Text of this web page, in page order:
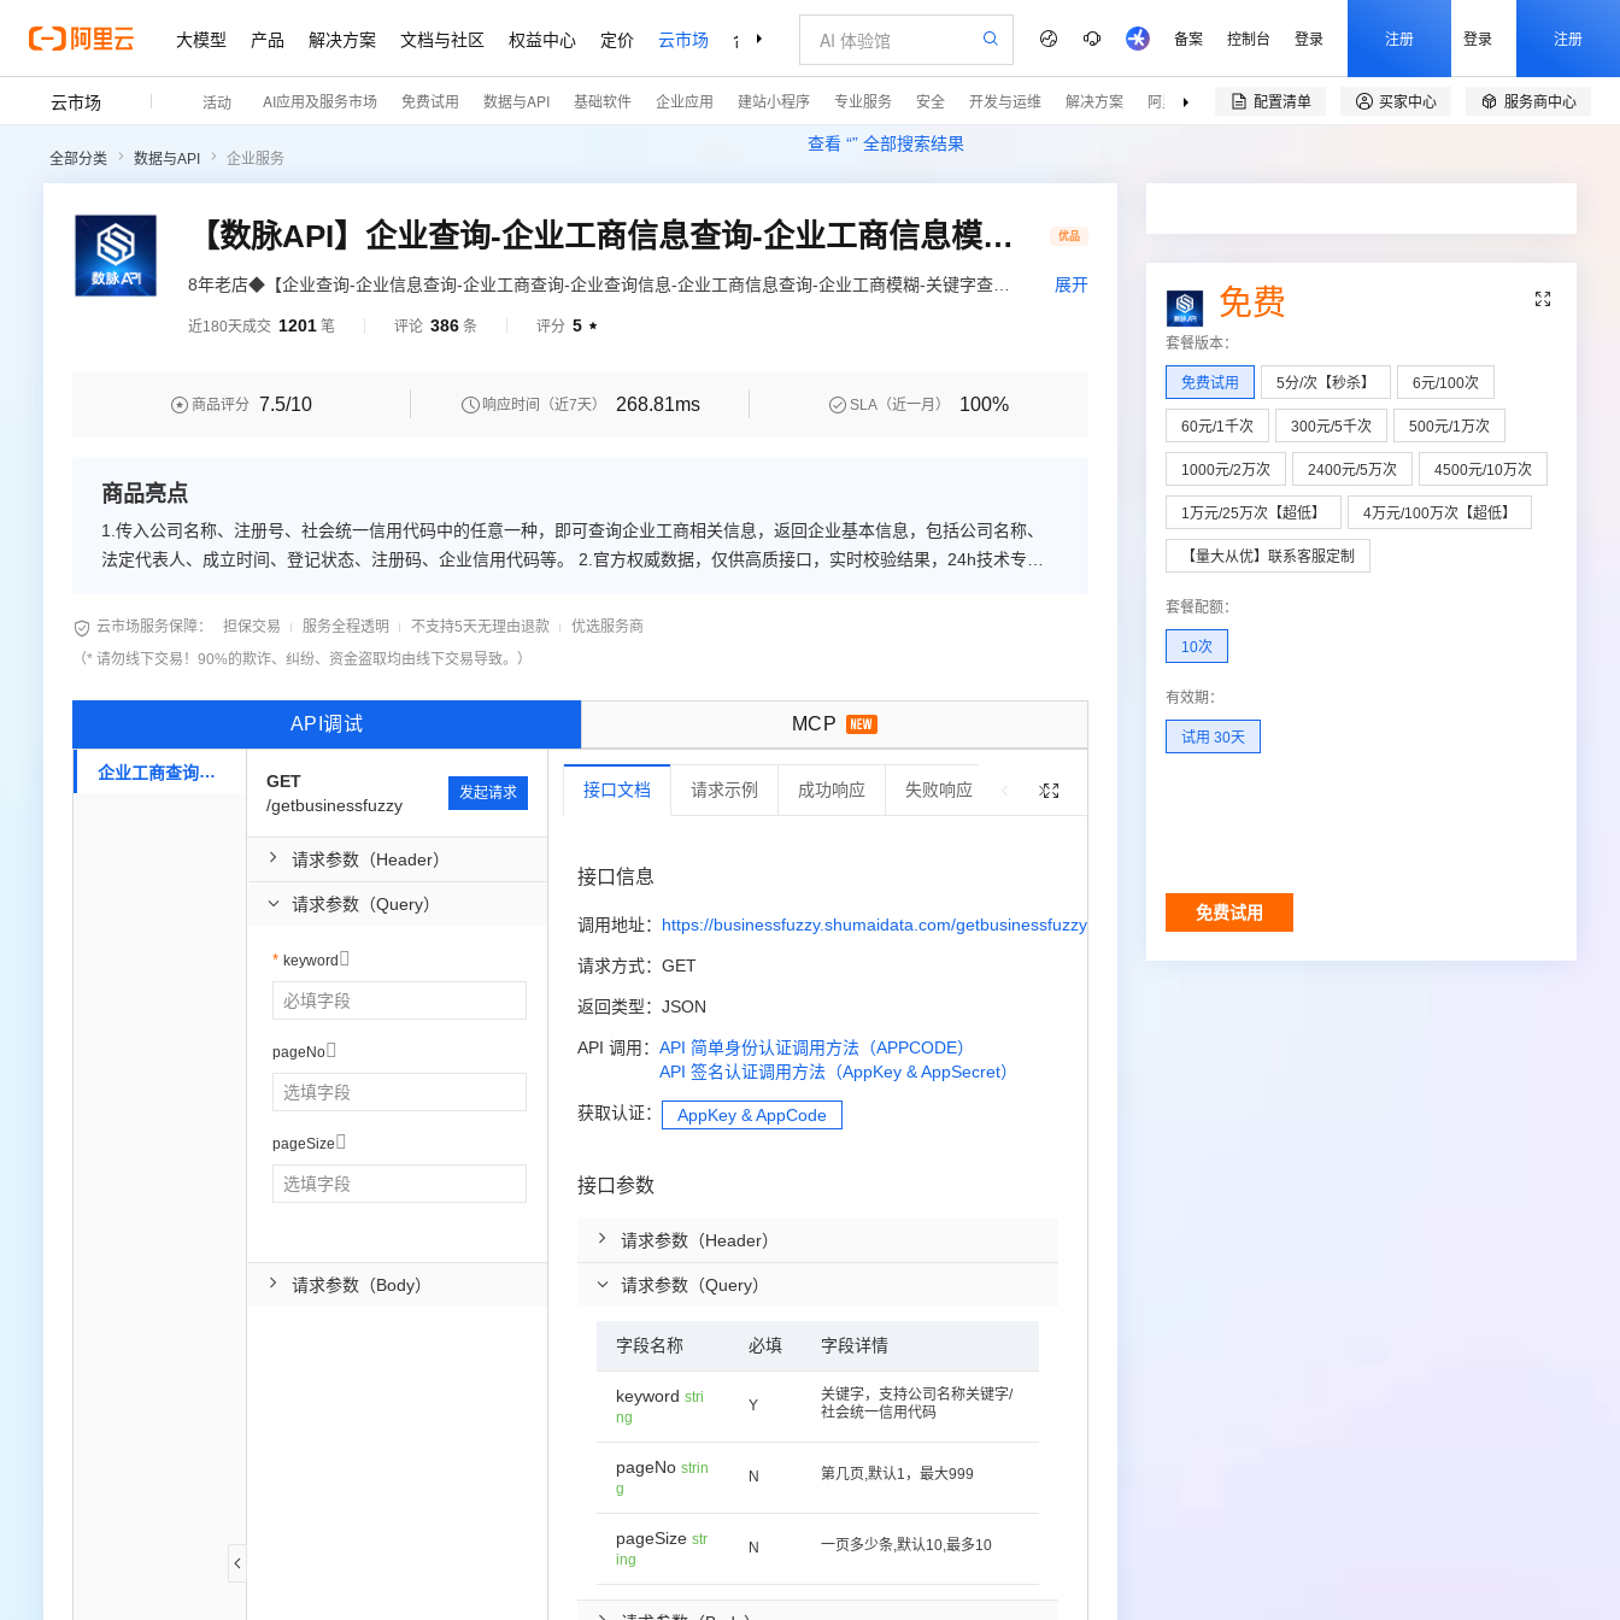
大模型 产品 解决方案 文档与社区 权益中心 定价 云市场 合作伙伴 支持与服务 了解阿里云
查看 “” 全部搜索结果
备案 控制台 登录 注册 登录 注册
云市场 活动 AI应用及服务市场 免费试用 数据与API 基础软件 企业应用 建站小程序 专业服务 安全 开发与运维 解决方案 阿里云精选 伙伴招募
配置清单  买家中心  服务商中心
全部分类 数据与API 企业服务
【数脉API】企业查询-企业工商信息查询-企业工商信息模糊查询-企业工商关键字搜索-企业工商信息查询-企业工商执照信息 优品
8年老店◆【企业查询-企业信息查询-企业工商查询-企业查询信息-企业工商信息查询-企业工商模糊-关键字查
展开
近180天成交 1201 笔 评论 386 条 评分 5 
 商品评分 7.5/10  响应时间（近7天） 268.81ms  SLA（近一月） 100%
商品亮点
1.传入公司名称、注册号、社会统一信用代码中的任意一种，即可查询企业工商相关信息，返回企业基本信息，包括公司名称、
法定代表人、成立时间、登记状态、注册码、企业信用代码等。 2.官方权威数据，仅供高质接口，实时校验结果，24h技术专家
 云市场服务保障： 担保交易 服务全程透明 不支持5天无理由退款
优选服务商
（* 请勿线下交易！90%的欺诈、纠纷、资金盗取均由线下交易导致。）
API调试 MCP 
企业工商查询模糊版

GET
/getbusinessfuzzy
发起请求
请求参数（Header）
请求参数（Query）
keyword 
pageNo
pageSize 
请求参数（Body）

接口文档 请求示例 成功响应 失败响应 错误码
接口信息
调用地址： https://businessfuzzy.shumaidata.com/getbusinessfuzzy
请求方式： GET
返回类型： JSON
API 调用： API 简单身份认证调用方法（APPCODE）
API 签名认证调用方法（AppKey & AppSecret）
获取认证： AppKey & AppCode
接口参数
请求参数（Header）
请求参数（Query）
字段名称 必填 字段详情
keyword stri
ng
Y
关键字，支持公司名称关键字/
社会统一信用代码
pageNo strin
g
N 第几页,默认1，最大999
pageSize str
ing
N 一页多少条,默认10,最多10

免费
套餐版本：
免费试用 5分/次【秒杀】 6元/100次
60元/1千次 300元/5千次 500元/1万次
1000元/2万次 2400元/5万次 4500元/10万次
1万元/25万次【超低】 4万元/100万次【超低】
【量大从优】联系客服定制
套餐配额 ：
10次
有效期 ：
试用 30天
免费试用